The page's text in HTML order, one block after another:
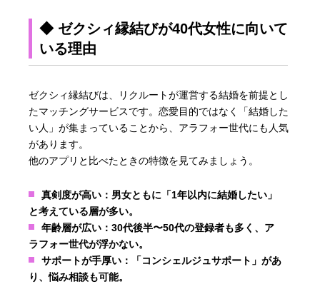
◆ ゼクシィ縁結びが40代女性に向いて
いる理由
ゼクシィ縁結びは、リクルートが運営する結婚を前提とし
たマッチングサービスです。恋愛目的ではなく「結婚した
い人」が集まっていることから、アラフォー世代にも人気
があります。
他のアプリと比べたときの特徴を見てみましょう。
真剣度が高い： 男女ともに「1年以内に結婚したい」
と考えている層が多い。
年齢層が広い：30代後半〜50代の登録者も多く、ア
ラフォー世代が浮かない。
サポートが手厚い：
「コンシェルジュサポート」があ
り、悩み相談も可能。